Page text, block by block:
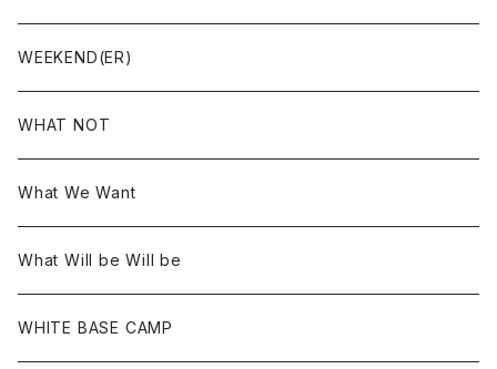
WEEKEND(ER)
WHAT NOT
What We Want
What Will be Will be
WHITE BASE CAMP